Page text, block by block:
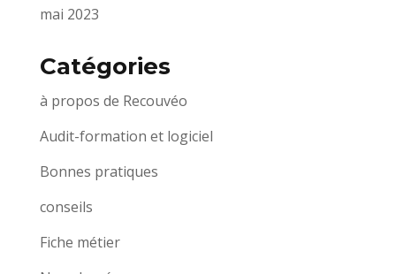
mai 2023
Catégories
à propos de Recouvéo
Audit-formation et logiciel
Bonnes pratiques
conseils
Fiche métier